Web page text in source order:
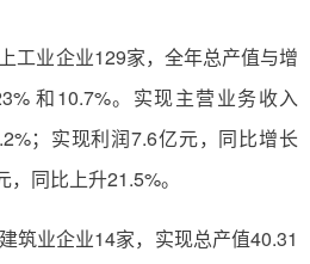
工业企业129家，全年总产值与增
和10.7%。实现主营业务收入
；实现利润7.6亿元，同比增长
同比上升21.5%。
筑业企业14家，实现总产值40.31